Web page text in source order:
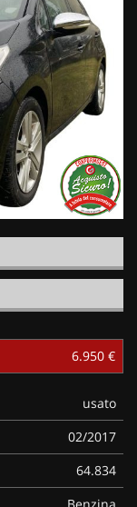
6.950 €
usato
02/2017
64.834